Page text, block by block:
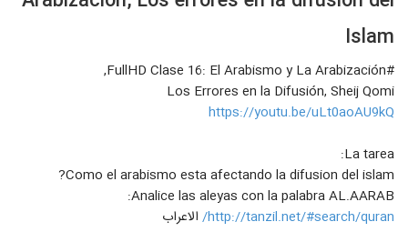
irresponsabilidad al respecto del
39
#FullHD Clase 19: Descuidar las
normas de Dios, Los Errores en la
Difusión
40
difusion del Islam, Sheij Qomi
۱۳ بازدید
#FullHD Clase 20: El Grave Error de
Atacar a los hermanos cristianos,
Islam
#FullHD Clase 16: El Arabismo y La Arabización,
Los Errores en la Difusión, Sheij Qomi
https://youtu.be/uLt0aoAU9kQ
La tarea:
Como el arabismo esta afectando la difusion del islam?
Analice las aleyas con la palabra AL.AARAB:
http://tanzil.net/#search/quran/ الاعراب